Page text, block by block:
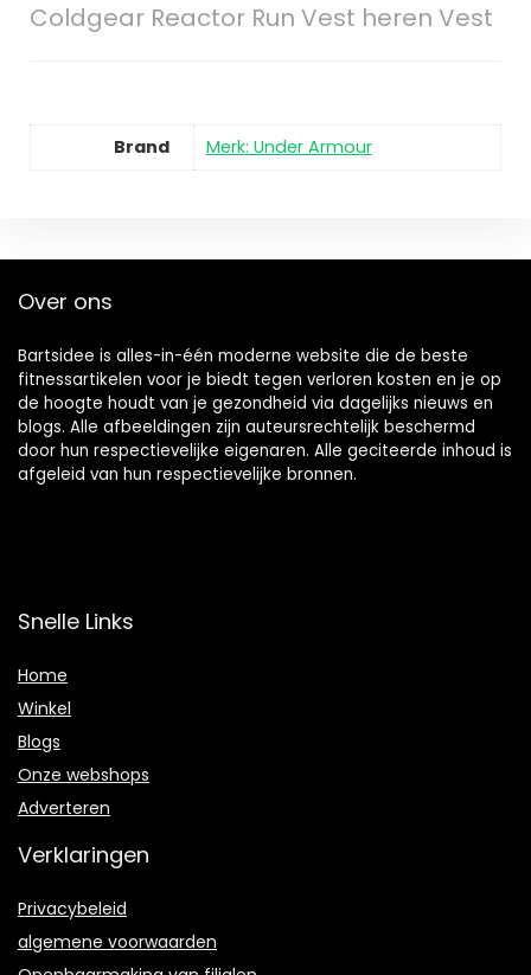
Coldgear Reactor Run Vest heren Vest
Brand Merk: Under Armour
Over ons
Bartsidee is alles-in-één moderne website die de beste
fitnessartikelen voor je biedt tegen verloren kosten en je op
de hoogte houdt van je gezondheid via dagelijks nieuws en
blogs. Alle afbeeldingen zijn auteursrechtelijk beschermd
door hun respectievelijke eigenaren. Alle geciteerde inhoud is
afgeleid van hun respectievelijke bronnen.
Snelle Links
Home
Winkel
Blogs
Onze webshops
Adverteren
Verklaringen
Privacybeleid
algemene voorwaarden